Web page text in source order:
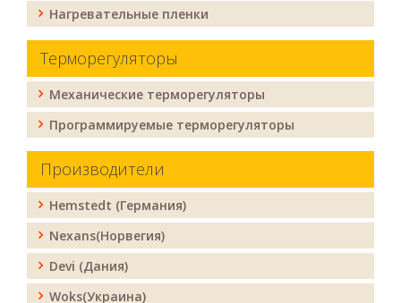
Нагревательные пленки
Терморегуляторы
Механические терморегуляторы
Программируемые терморегуляторы
Производители
Hemstedt (Германия)
Nexans(Норвегия)
Devi (Дания)
Woks(Украина)